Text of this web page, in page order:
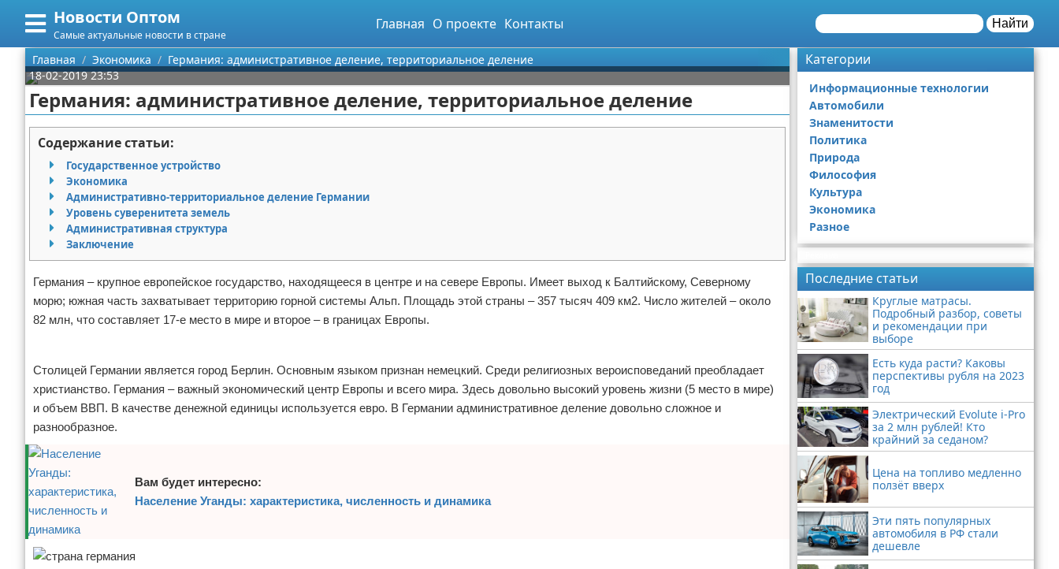
Новости Оптом
Самые актуальные новости в стране
Главная О проекте Контакты Найти
Меню
Главная
Категории
Информационные технологии
Автомобили
Знаменитости
Политика
Философия
Экономика
Разное
Поиск
О проекте
Контакты
Сотрудничество
Для правообладателей
Отказ от ответственности
Главная Экономика
Германия: административное деление, территориальное деление
18-02-2019 23:53
Германия: административное деление, территориальное деление
Содержание статьи:
Государственное устройство
Экономика
Административно-территориальное деление Германии
Уровень суверенитета земель
Административная структура
Заключение
Германия – крупное европейское государство, находящееся в центре и на севере Европы. Имеет выход к Балтийскому, Северному
морю; южная часть захватывает территорию горной системы Альп. Площадь этой страны – 357 тысяч 409 км2. Число жителей – около
82 млн, что составляет 17-е место в мире и второе – в границах Европы.
Столицей Германии является город Берлин. Основным языком признан немецкий. Среди религиозных вероисповеданий преобладает
христианство. Германия – важный экономический центр Европы и всего мира. Здесь довольно высокий уровень жизни (5 место в мире)
и объем ВВП. В качестве денежной единицы используется евро. В Германии административное деление довольно сложное и
разнообразное.
Вам будет интересно:
Население Уганды: характеристика, численность и динамика
Категории
Информационные технологии
Автомобили
Знаменитости
Политика
Природа
Философия
Культура
Экономика
Разное
Последние статьи
Круглые матрасы.
Подробный разбор, советы
и рекомендации при
выборе
Есть куда расти? Каковы
перспективы рубля на 2023
год
Электрический Evolute i-Pro
за 2 млн рублей! Кто
крайний за седаном?
Цена на топливо медленно
ползёт вверх
Эти пять популярных
автомобиля в РФ стали
дешевле